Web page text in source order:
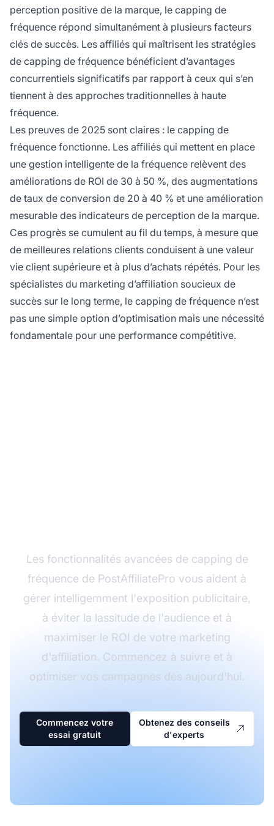
perception positive de la marque, le capping de
fréquence répond simultanément à plusieurs facteurs
clés de succès. Les affiliés qui maîtrisent les stratégies
de capping de fréquence bénéficient d’avantages
concurrentiels significatifs par rapport à ceux qui s’en
tiennent à des approches traditionnelles à haute
fréquence.
Les preuves de 2025 sont claires : le capping de
fréquence fonctionne. Les affiliés qui mettent en place
une gestion intelligente de la fréquence relèvent des
améliorations de ROI de 30 à 50 %, des augmentations
de taux de conversion de 20 à 40 % et une amélioration
mesurable des indicateurs de perception de la marque.
Ces progrès se cumulent au fil du temps, à mesure que
de meilleures relations clients conduisent à une valeur
vie client supérieure et à plus d’achats répétés. Pour les
spécialistes du marketing d’affiliation soucieux de
succès sur le long terme, le capping de fréquence n’est
pas une simple option d’optimisation mais une nécessité
fondamentale pour une performance compétitive.
Les fonctionnalités avancées de capping de
fréquence de PostAffiliatePro vous aident à
gérer intelligemment l'exposition publicitaire,
à éviter la lassitude de l'audience et à
maximiser le ROI de votre marketing
d'affiliation. Commencez à suivre et à
optimiser vos campagnes dès aujourd'hui.
Commencez votre
essai gratuit
Obtenez des conseils
d'experts